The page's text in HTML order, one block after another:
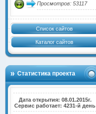
Просмотров: 53117
Список сайтов
Каталог сайтов
Статистика проекта
Дата открытия: 08.01.2015г.
Сервис работает: 4231-й день